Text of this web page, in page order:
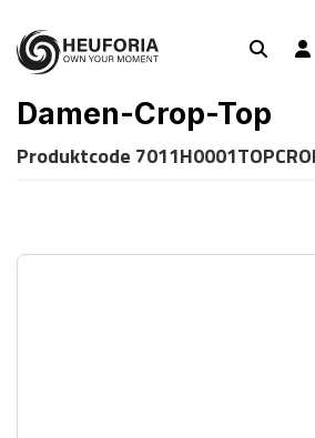
Damen-Crop-Top
Produktcode